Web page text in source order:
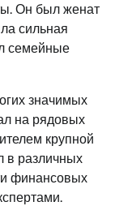
Он был женат
сильная
семейные
значимых
на рядовых
крупной
в различных
финансовых